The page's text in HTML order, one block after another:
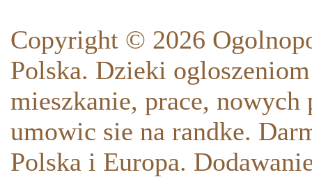
Copyright © 2026
Polska. Dzieki
mieszkanie, prace,
umowic sie na randke.
Polska i Europa.